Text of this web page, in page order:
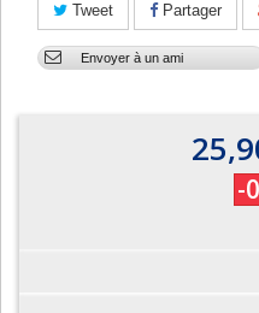
Tweet Partager
Envoyer à un ami
-